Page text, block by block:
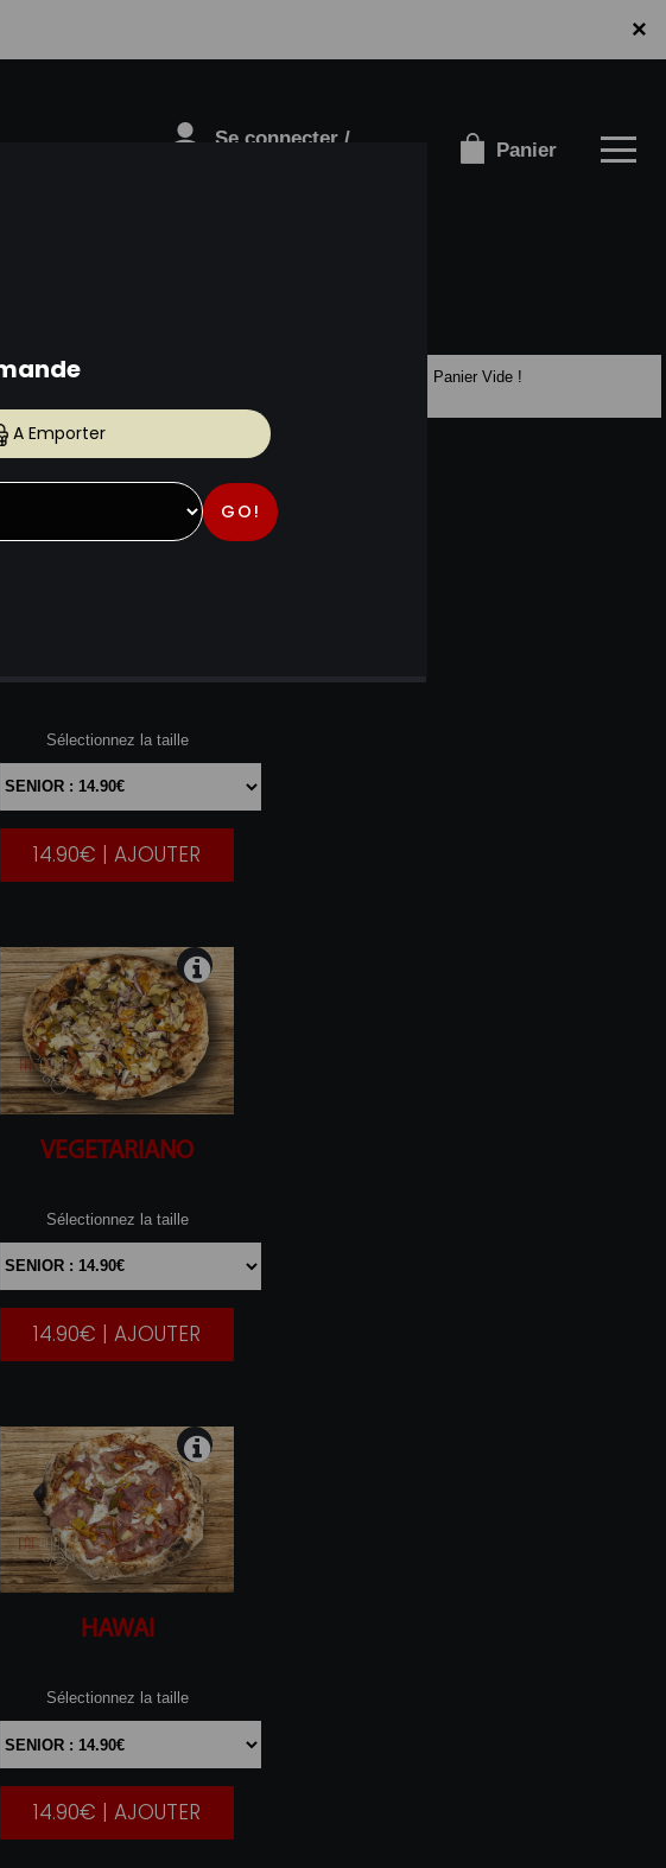
×
Se connecter /
Panier
Sélectionnez la taille
|
14.90€ | AJOUTER
VEGETARIANO
Sélectionnez la taille
|
14.90€ | AJOUTER
HAWAI
Sélectionnez la taille
|
14.90€ | AJOUTER
Panier Vide !